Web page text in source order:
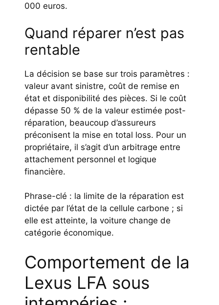
000 euros.
Quand réparer n’est pas
rentable
La décision se base sur trois paramètres :
valeur avant sinistre, coût de remise en
état et disponibilité des pièces. Si le coût
dépasse 50 % de la valeur estimée post-
réparation, beaucoup d’assureurs
préconisent la mise en total loss. Pour un
propriétaire, il s’agit d’un arbitrage entre
attachement personnel et logique
financière.
Phrase-clé : la limite de la réparation est
dictée par l’état de la cellule carbone ; si
elle est atteinte, la voiture change de
catégorie économique.
Comportement de la
Lexus LFA sous